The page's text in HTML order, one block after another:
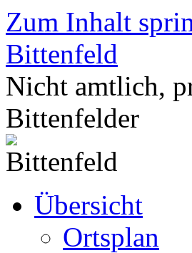
Zum Inhalt
Bittenfeld
Nicht amtlich,
Bittenfelder
Übersicht
Ortsplan